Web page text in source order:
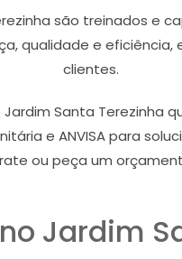
são treinados e
qualidade e
clientes.
Santa
e ANVISA para
ou peça um
Jardim